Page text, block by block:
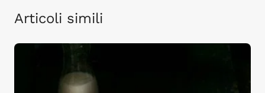
Articoli simili